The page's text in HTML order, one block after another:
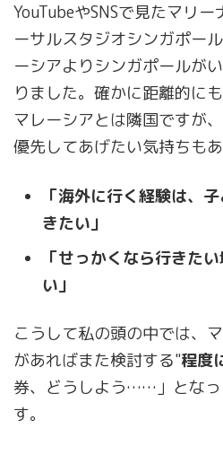
YouTubeやSNSで見たマリ
ーサルスタジオシンガポー
ーシアよりシンガポールが
りました。確かに距離的に
マレーシアとは隣国ですが
優先してあげたい気持ちもあ
「海外に行く経験は、
きたい」
「せっかくなら行きた
い」
こうして私の頭の中では、
があればまた検討する"程度
券、どうしよう……」とな
す。